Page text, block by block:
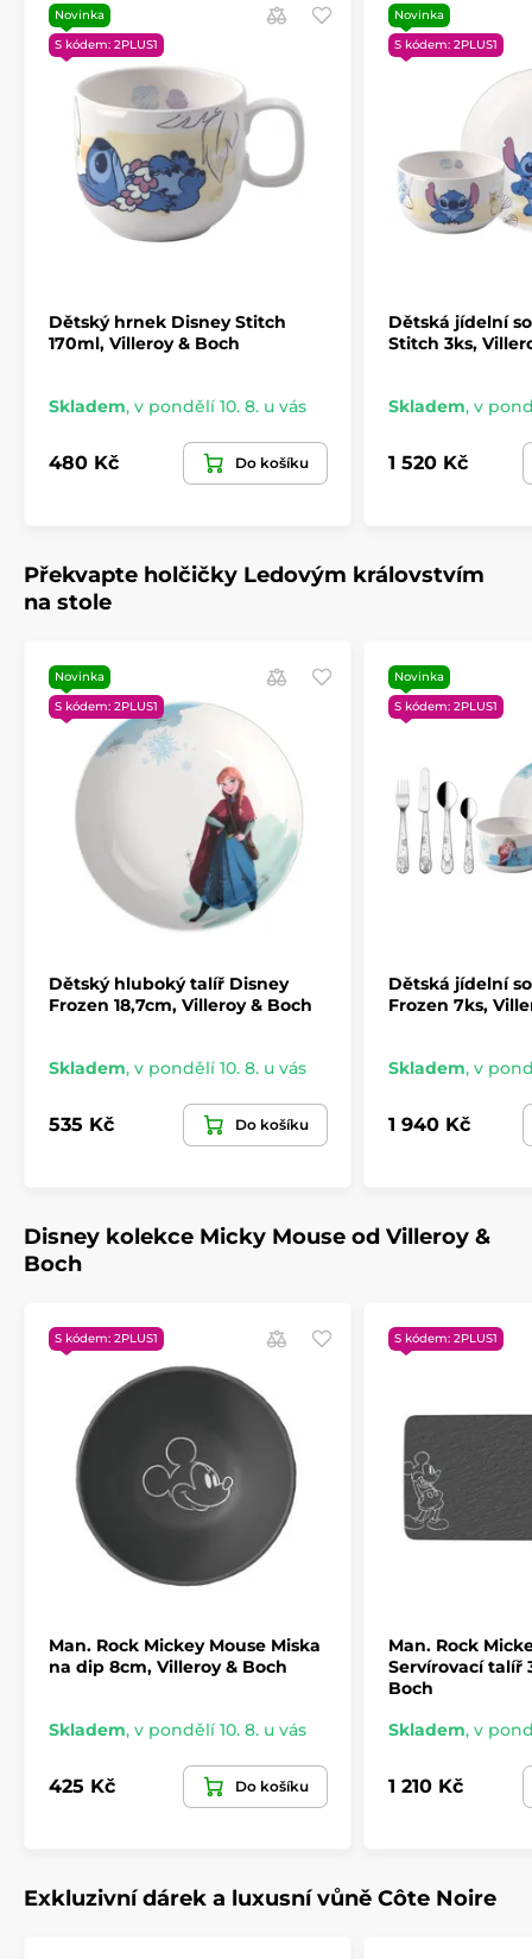
Novinka
S kódem: 2PLUS1
Dětský hrnek Disney Stitch
170ml, Villeroy & Boch
Skladem, v pondělí 10. 8. u vás
480 Kč Do košíku
Novinka
S kódem: 2PLUS1
Dětská jídelní
Stitch 3ks,
Skladem, v
1 520 Kč
Překvapte holčičky Ledovým královstvím
na stole
Novinka
S kódem: 2PLUS1
Dětský hluboký talíř Disney
Frozen 18,7cm, Villeroy & Boch
Skladem, v pondělí 10. 8. u vás
535 Kč Do košíku
Novinka
S kódem: 2PLUS1
Dětská jídelní
Frozen 7ks,
Skladem, v
1 940 Kč
Disney kolekce Micky Mouse od Villeroy &
Boch
S kódem: 2PLUS1
Man. Rock Mickey Mouse Miska
na dip 8cm, Villeroy & Boch
Skladem, v pondělí 10. 8. u vás
425 Kč Do košíku
S kódem: 2PLUS1
Man. Rock
Servírovací talíř
Boch
Skladem, v
1 210 Kč
Exkluzivní dárek a luxusní vůně Côte Noire